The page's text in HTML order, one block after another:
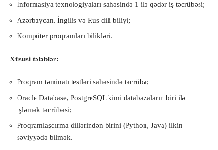
İnformasiya texnologiyaları sahəsində 1 ilə qədər iş təcrübəsi;
Azərbaycan, İngilis və Rus dili biliyi;
Kompüter proqramları bilikləri.
Xüsusi tələblər:
Proqram təminatı testləri sahəsində təcrübə;
Oracle Database, PostgreSQL kimi databazaların biri ilə
işləmək təcrübəsi;
Proqramlaşdırma dillərindən birini (Python, Java) ilkin
səviyyədə bilmək.